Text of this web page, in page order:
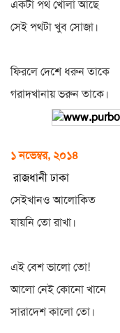
একটা পথ খোলা আছে
সেই পথটা খুব সোজা।
ফিরলে দেশে ধরুন তাকে
গরাদখানায় ভরুন তাকে।
১ নভেম্বর, ২০১৪
রাজধানী ঢাকা
সেইখানও আলোকিত
যায়নি তো রাখা।
এই বেশ ভালো তো!
আলো নেই কোনো খানে
সারাদেশ কালো তো।